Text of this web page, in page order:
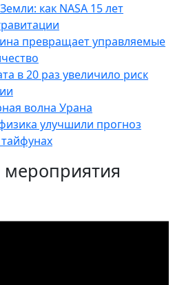
как NASA 15 лет
превращает управляемые
в 20 раз увеличило риск
волна Урана
улучшили прогноз